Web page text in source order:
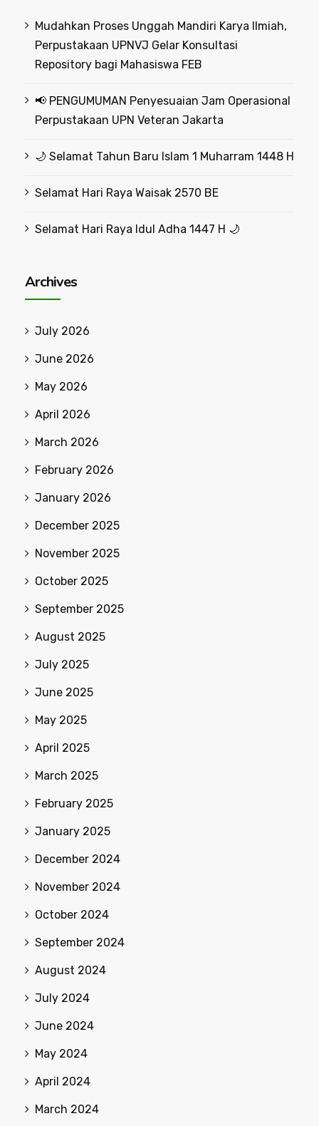
Mudahkan Proses Unggah Mandiri Karya Ilmiah,
Perpustakaan UPNVJ Gelar Konsultasi
Repository bagi Mahasiswa FEB
📢 PENGUMUMAN Penyesuaian Jam Operasional
Perpustakaan UPN Veteran Jakarta
🌙 Selamat Tahun Baru Islam 1 Muharram 1448 H
Selamat Hari Raya Waisak 2570 BE
Selamat Hari Raya Idul Adha 1447 H 🌙
Archives
July 2026
June 2026
May 2026
April 2026
March 2026
February 2026
January 2026
December 2025
November 2025
October 2025
September 2025
August 2025
July 2025
June 2025
May 2025
April 2025
March 2025
February 2025
January 2025
December 2024
November 2024
October 2024
September 2024
August 2024
July 2024
June 2024
May 2024
April 2024
March 2024